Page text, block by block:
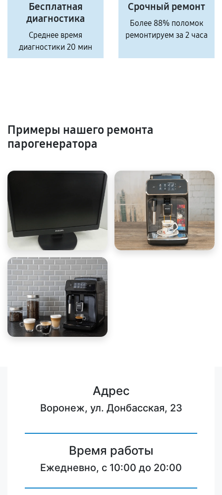
Бесплатная
диагностика
Среднее время
диагностики 20 мин
Срочный ремонт
Более 88% поломок
ремонтируем за 2 часа
Примеры нашего ремонта
парогенератора
Адрес
Воронеж, ул. Донбасская, 23
Время работы
Ежедневно, с 10:00 до 20:00